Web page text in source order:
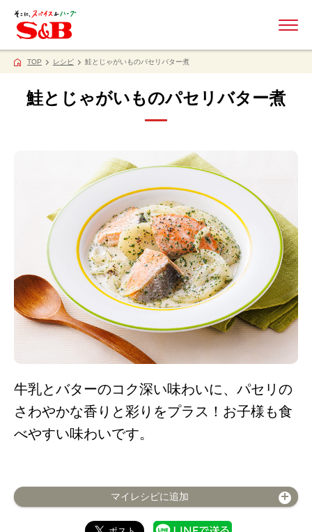
TOP レシピ 鮭とじゃがいものパセリバター煮
鮭とじゃがいものパセリバター煮
牛乳とバターのコク深い味わいに、パセリの
さわやかな香りと彩りをプラス！お子様も食
べやすい味わいです。
マイレシピに追加